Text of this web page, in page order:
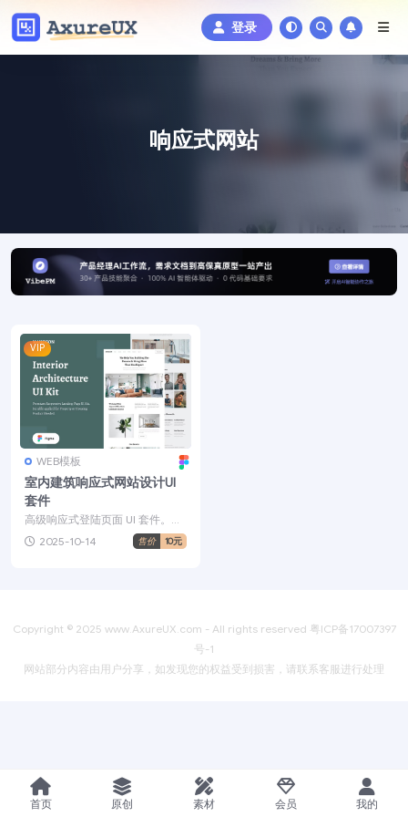
登录
响应式网站
VIP
WEB模板
室内建筑响应式网站设计UI
套件
高级响应式登陆页面 UI 套件。适
用于需要的物业或住宅产品网站
使用。 特点： 有...
2025-10-14 售价 10元
Copyright © 2025 www.AxureUX.com - All rights reserved 粤ICP备17007397
号-1
网站部分内容由用户分享，如发现您的权益受到损害，请联系客服进行处理
首页 原创 素材 会员 我的